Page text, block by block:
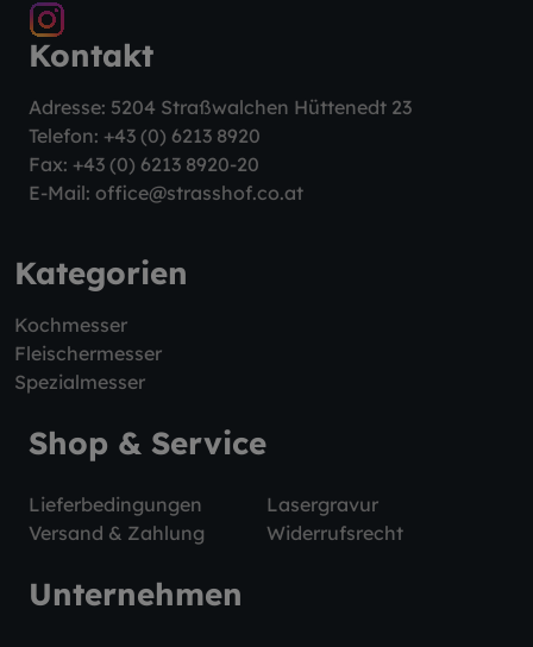
Kontakt
Adresse: 5204 Straßwalchen Hüttenedt 23
Telefon: +43 (0) 6213 8920
Fax: +43 (0) 6213 8920-20
E-Mail: office@strasshof.co.at
Kategorien
Kochmesser
Fleischermesser
Spezialmesser
Shop & Service
Lieferbedingungen
Lasergravur
Versand & Zahlung
Widerrufsrecht
Unternehmen